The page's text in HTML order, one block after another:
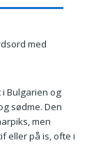
med
Bulgarien og
sødme. Den
men
eller på is, ofte i